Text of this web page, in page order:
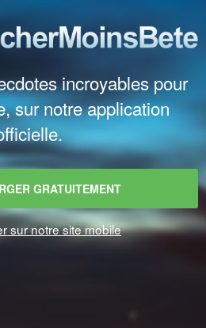
incroyables pour
sur notre application
GRATUITEMENT
sur notre site mobile